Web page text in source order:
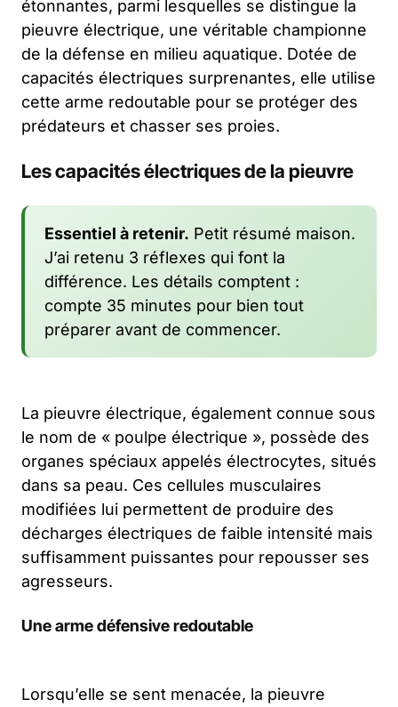
étonnantes, parmi lesquelles se distingue la
pieuvre électrique, une véritable championne
de la défense en milieu aquatique. Dotée de
capacités électriques surprenantes, elle utilise
cette arme redoutable pour se protéger des
prédateurs et chasser ses proies.
Les capacités électriques de la pieuvre
Essentiel à retenir. Petit résumé maison.
J’ai retenu 3 réflexes qui font la
différence. Les détails comptent :
compte 35 minutes pour bien tout
préparer avant de commencer.
La pieuvre électrique, également connue sous
le nom de « poulpe électrique », possède des
organes spéciaux appelés électrocytes, situés
dans sa peau. Ces cellules musculaires
modifiées lui permettent de produire des
décharges électriques de faible intensité mais
suffisamment puissantes pour repousser ses
agresseurs.
Une arme défensive redoutable
Lorsqu’elle se sent menacée, la pieuvre